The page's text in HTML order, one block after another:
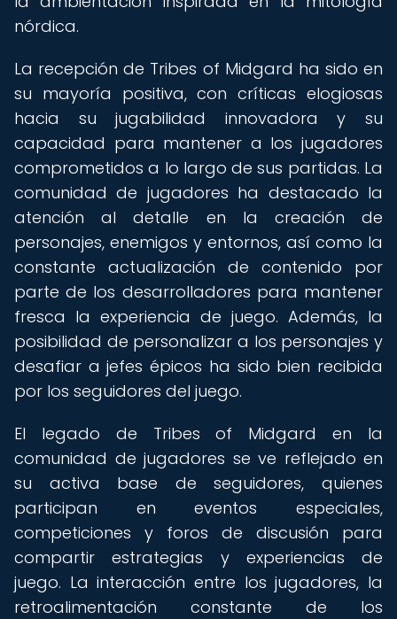
nórdica.
La recepción de Tribes of Midgard ha sido en
su mayoría positiva, con críticas elogiosas
hacia su jugabilidad innovadora y su
capacidad para mantener a los jugadores
comprometidos a lo largo de sus partidas. La
comunidad de jugadores ha destacado la
atención al detalle en la creación de
personajes, enemigos y entornos, así como la
constante actualización de contenido por
parte de los desarrolladores para mantener
fresca la experiencia de juego. Además, la
posibilidad de personalizar a los personajes y
desafiar a jefes épicos ha sido bien recibida
por los seguidores del juego.
El legado de Tribes of Midgard en la
comunidad de jugadores se ve reflejado en
su activa base de seguidores, quienes
participan en eventos especiales,
competiciones y foros de discusión para
compartir estrategias y experiencias de
juego. La interacción entre los jugadores, la
retroalimentación constante de los